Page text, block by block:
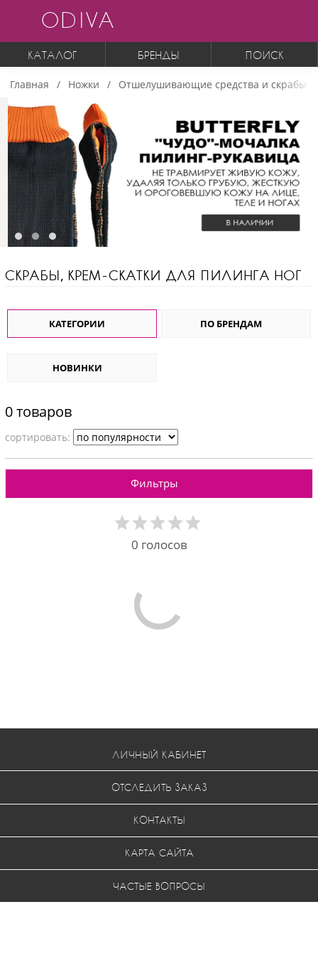
ODIVA
КАТАЛОГ БРЕНДЫ ПОИСК
Главная Ножки Отшелушивающие средства и скрабы
СКРАБЫ, КРЕМ-СКАТКИ ДЛЯ ПИЛИНГА НОГ
КАТЕГОРИИ ПО БРЕНДАМ
НОВИНКИ
0 товаров
cортировать:
Фильтры
0 голосов
ЛИЧНЫЙ КАБИНЕТ
ОТСЛЕДИТЬ ЗАКАЗ
КОНТАКТЫ
КАРТА САЙТА
ЧАСТЫЕ ВОПРОСЫ